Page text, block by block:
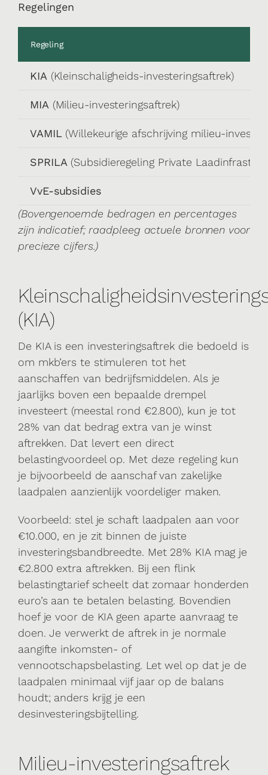
Regelingen
Regeling
KIA (Kleinschaligheids-investeringsaftrek)
MIA (Milieu-investeringsaftrek)
VAMIL (Willekeurige afschrijving milieu-
SPRILA (Subsidieregeling Private
VvE-subsidies
(Bovengenoemde bedragen en percentages
zijn indicatief; raadpleeg actuele bronnen voor
precieze cijfers.)
(KIA)
De KIA is een investeringsaftrek die bedoeld is
om mkb’ers te stimuleren tot het
aanschaffen van bedrijfsmiddelen. Als je
jaarlijks boven een bepaalde drempel
investeert (meestal rond €2.800), kun je tot
28% van dat bedrag extra van je winst
aftrekken. Dat levert een direct
belastingvoordeel op. Met deze regeling kun
je bijvoorbeeld de aanschaf van zakelijke
laadpalen aanzienlijk voordeliger maken.
Voorbeeld: stel je schaft laadpalen aan voor
€10.000, en je zit binnen de juiste
investeringsbandbreedte. Met 28% KIA mag je
€2.800 extra aftrekken. Bij een flink
belastingtarief scheelt dat zomaar honderden
euro’s aan te betalen belasting. Bovendien
hoef je voor de KIA geen aparte aanvraag te
doen. Je verwerkt de aftrek in je normale
aangifte inkomsten- of
vennootschapsbelasting. Let wel op dat je de
laadpalen minimaal vijf jaar op de balans
houdt; anders krijg je een
desinvesteringsbijtelling.
Milieu-investeringsaftrek